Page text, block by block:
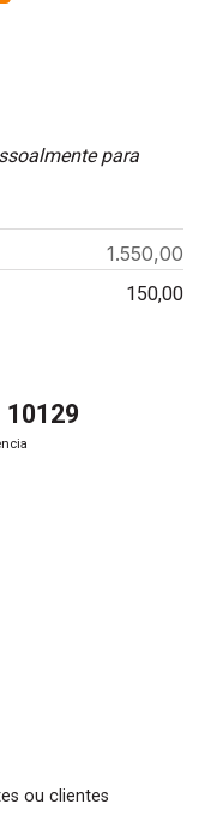
para
1.550,00
150,00
10129
ou clientes